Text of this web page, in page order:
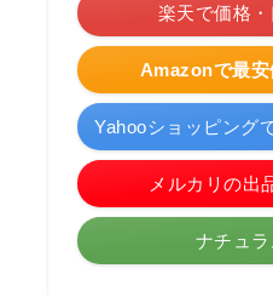
Amazonで最安
楽天で価格
Yahooショッピング
メルカリの出
ナチュ